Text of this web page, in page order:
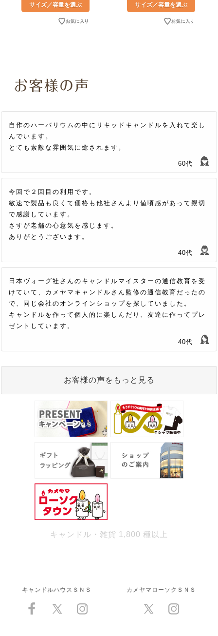
自作のハーバリウムの中にリキッドキャンドルを入れて楽し
んでいます。
とても素敵な雰囲気に癒されます。
60代
今回で２回目の利用です。
敏速で製品も良くて価格も他社さんより値頃感があって親切
で感謝しています。
さすが老舗の心意気を感じます。
ありがとうございます。
40代
日本ヴォーグ社さんのキャンドルマイスターの通信教育を受
けていて、カメヤマキャンドルさん監修の通信教育だったの
で、同じ会社のオンラインショップを探していました。
キャンドルを作って個人的に楽しんだり、友達に作ってプレ
ゼントしています。
40代
お客様の声をもっと見る
キャンドル・雑貨 1,800 種以上
キャンドルハウスＳＮＳ カメヤマローソクＳＮＳ